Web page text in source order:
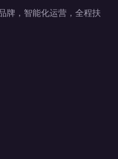
牌，智能化运营，全程扶